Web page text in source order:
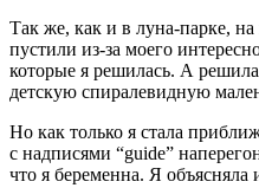
Так же, как и в луна-парке,
пустили из-за моего
которые я решилась. А
детскую спиралевидную
Но как только я стала
с надписями “guide”
что я беременна. Я